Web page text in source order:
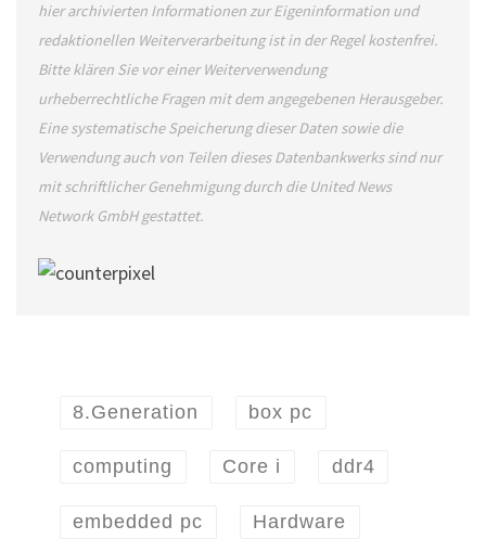
hier archivierten Informationen zur Eigeninformation und
redaktionellen Weiterverarbeitung ist in der Regel kostenfrei.
Bitte klären Sie vor einer Weiterverwendung
urheberrechtliche Fragen mit dem angegebenen Herausgeber.
Eine systematische Speicherung dieser Daten sowie die
Verwendung auch von Teilen dieses Datenbankwerks sind nur
mit schriftlicher Genehmigung durch die United News
Network GmbH gestattet.
8.Generation box pc
computing Core i ddr4
embedded pc Hardware